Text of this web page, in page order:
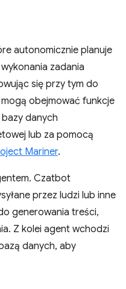
autonomicznie planuje
zadania
się przy tym do
mogą obejmować funkcje
danych
lub za pomocą
Mariner.
Czatbot
przez ludzi lub inne
generowania treści,
Z kolei agent wchodzi
danych, aby